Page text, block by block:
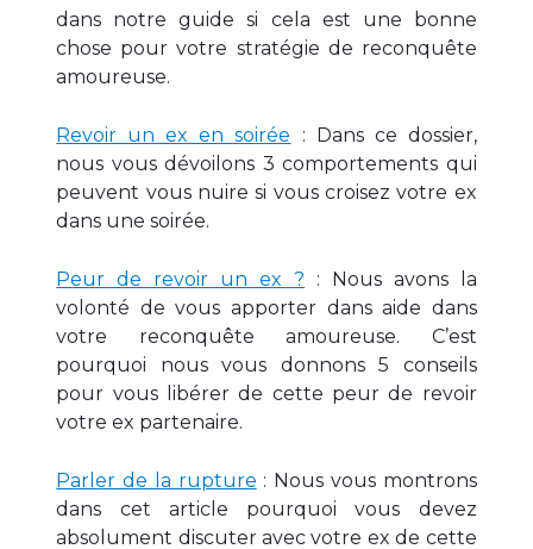
dans notre guide si cela est une bonne
chose pour votre stratégie de reconquête
amoureuse.
Revoir un ex en soirée : Dans ce dossier,
nous vous dévoilons 3 comportements qui
peuvent vous nuire si vous croisez votre ex
dans une soirée.
Peur de revoir un ex ? : Nous avons la
volonté de vous apporter dans aide dans
votre reconquête amoureuse. C’est
pourquoi nous vous donnons 5 conseils
pour vous libérer de cette peur de revoir
votre ex partenaire.
Parler de la rupture : Nous vous montrons
dans cet article pourquoi vous devez
absolument discuter avec votre ex de cette